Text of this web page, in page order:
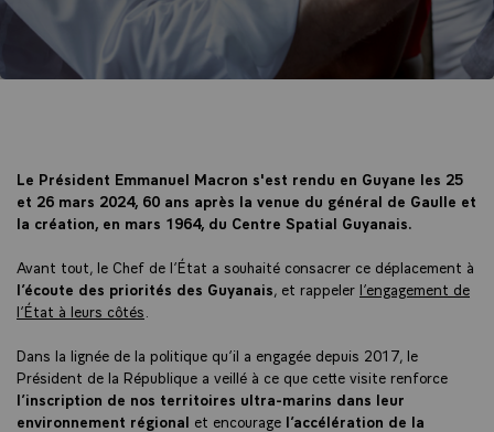
Le Président Emmanuel Macron s'est rendu en Guyane les 25
et 26 mars 2024, 60 ans après la venue du général de Gaulle et
la création, en mars 1964, du Centre Spatial Guyanais.
Avant tout, le Chef de l’État a souhaité consacrer ce déplacement à
l’écoute des priorités des Guyanais, et rappeler l’engagement de
l’État à leurs côtés
Dans la lignée de la politique qu’il a engagée depuis 2017, le
Président de la République a veillé à ce que cette visite renforce
l’inscription de nos territoires ultra-marins dans leur
environnement régional et encourage l’accélération de la